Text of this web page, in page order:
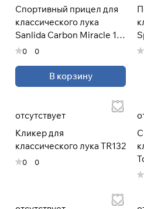
Спортивный прицел для
классического лука
Sanlida Carbon Miracle 10
ver 2.0
0 0
В корзину
отсутствует
Кликер для
классического лука TR132
0 0